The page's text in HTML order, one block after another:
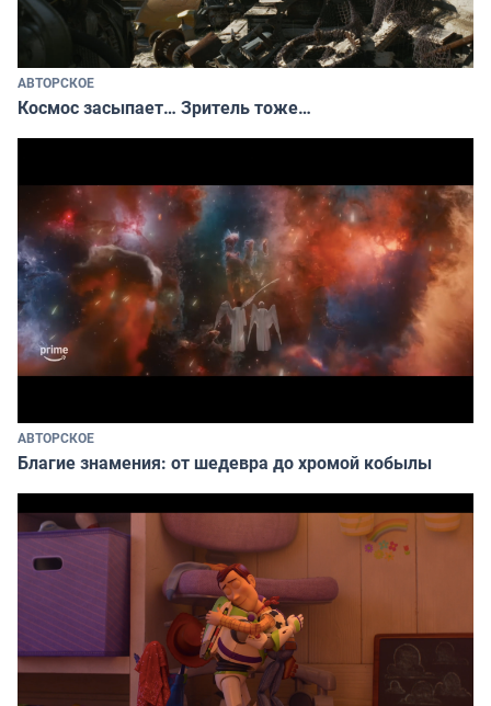
АВТОРСКОЕ
Космос засыпает… Зритель тоже…
АВТОРСКОЕ
Благие знамения: от шедевра до хромой кобылы